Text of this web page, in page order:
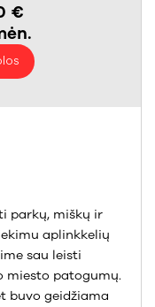
€
parkų, miškų ir
aplinkkelių
sau leisti
miesto patogumų.
buvo geidžiama